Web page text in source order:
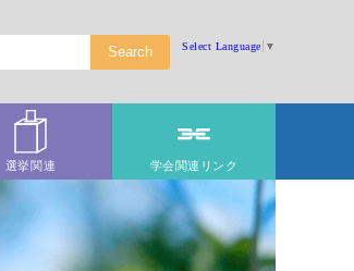
Select Language ▼
選挙関連 学会関連リンク